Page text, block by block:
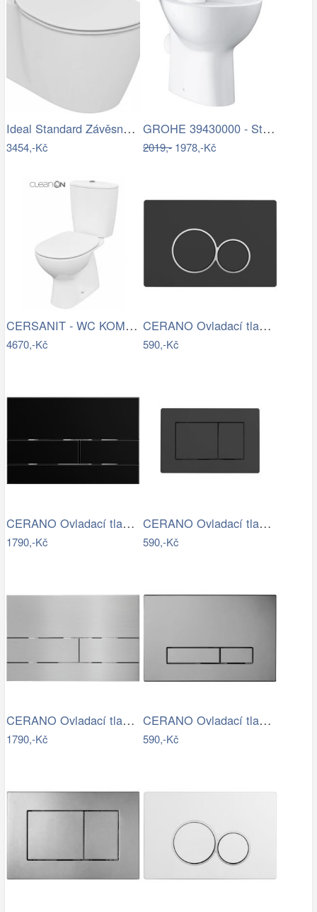
Ideal Standard Závěsné WC, bílá E823201
3454,-Kč
GROHE 39430000 - Stojící WC BAU CERAMIC…
2019,-1978,-Kč
CERSANIT - WC KOMBI 682 ARTECO CO 020 3…
4670,-Kč
CERANO Ovladací tlačítko WC modulů Lite…
590,-Kč
CERANO Ovladací tlačítko WC modulů Lite…
1790,-Kč
CERANO Ovladací tlačítko WC modulů Lite…
590,-Kč
CERANO Ovladací tlačítko WC modulů Lite…
1790,-Kč
CERANO Ovladací tlačítko WC modulů Lite…
590,-Kč